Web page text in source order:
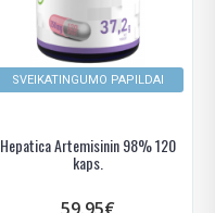
SVEIKATINGUMO PAPILDAI
Hepatica Artemisinin 98% 120
kaps.